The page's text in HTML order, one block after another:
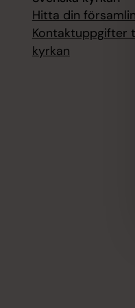
Hitta din
Kontaktuppgifter
kyrkan